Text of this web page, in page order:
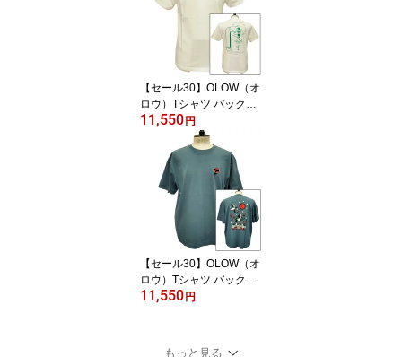
マクエニフ】
【セール30】OLOW（オ
ロウ）Tシャツ バックプ
リント 植物のイラスト O
L612001-01 ホワイト 白
xグリーン オーガニック
コットン100% ゆったり
シルエット【サイモン・
ランドレイン】
11,550 円
【セール30】OLOW（オ
ロウ）Tシャツ バックプ
リント "blue Brière"イラ
シルエット Jasper Van G
11,550 円
もっと見る